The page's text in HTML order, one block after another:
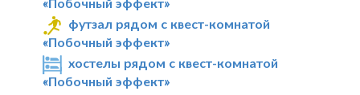
футзал рядом с квест-комнатой
«Побочный эффект»
хостелы рядом с квест-комнатой
«Побочный эффект»